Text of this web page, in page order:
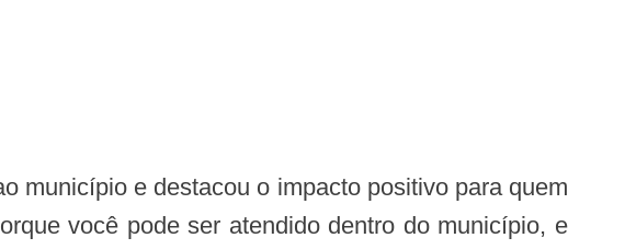
município e destacou o impacto positivo para quem
você pode ser atendido dentro do município, e